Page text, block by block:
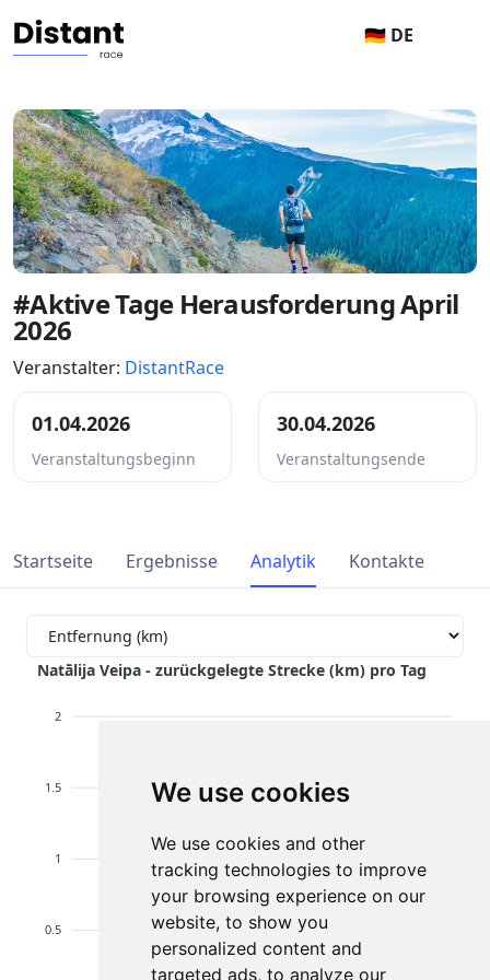
We use cookies
We use cookies and other
tracking technologies to improve
your browsing experience on our
website, to show you
personalized content and
targeted ads, to analyze our
🇩🇪 DE
#Aktive Tage Herausforderung April
2026
Veranstalter: DistantRace
01.04.2026
Veranstaltungsbeginn
30.04.2026
Veranstaltungsende
Startseite Ergebnisse Analytik Kontakte
Natālija Veipa - zurückgelegte Strecke (km) pro Tag
2
1.5
1
0.5